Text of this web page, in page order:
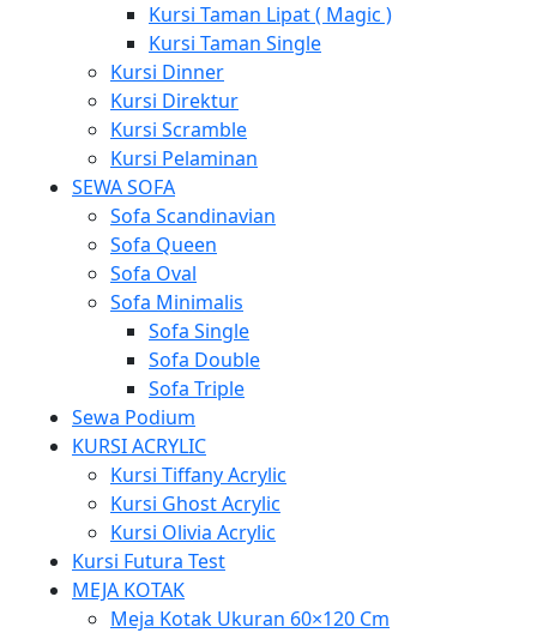
Kursi Taman Lipat ( Magic )
Kursi Taman Single
Kursi Dinner
Kursi Direktur
Kursi Scramble
Kursi Pelaminan
SEWA SOFA
Sofa Scandinavian
Sofa Queen
Sofa Oval
Sofa Minimalis
Sofa Single
Sofa Double
Sofa Triple
Sewa Podium
KURSI ACRYLIC
Kursi Tiffany Acrylic
Kursi Ghost Acrylic
Kursi Olivia Acrylic
Kursi Futura Test
MEJA KOTAK
Meja Kotak Ukuran 60×120 Cm